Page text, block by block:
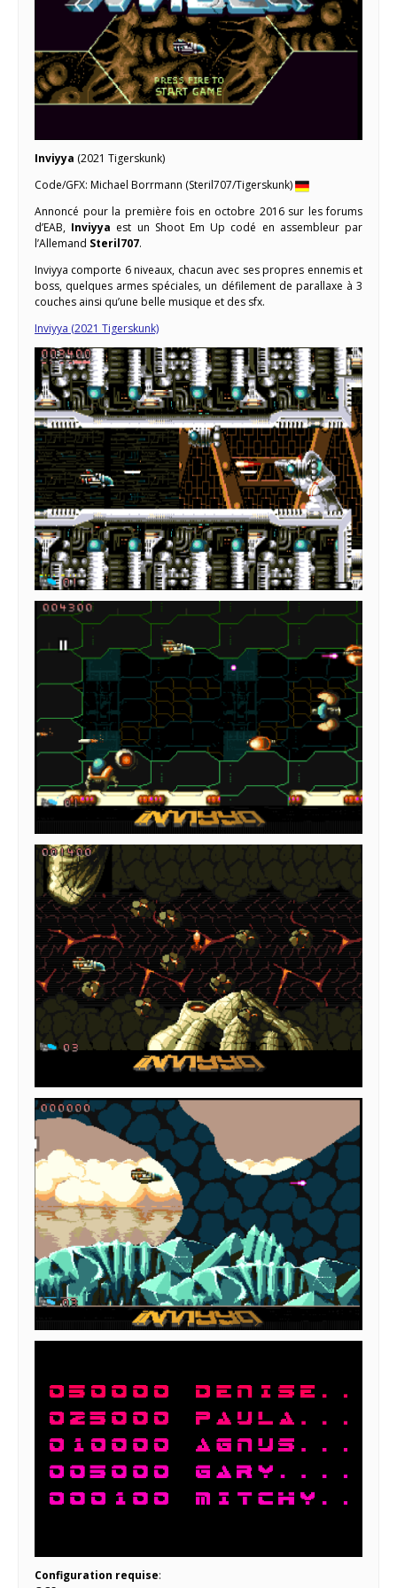
Inviyya (2021 Tigerskunk)
Code/GFX: Michael Borrmann (Steril707/Tigerskunk)
Annoncé pour la première fois en octobre 2016 sur les forums
d’EAB, Inviyya est un Shoot Em Up codé en assembleur par
l’Allemand Steril707.
Inviyya comporte 6 niveaux, chacun avec ses propres ennemis et
boss, quelques armes spéciales, un défilement de parallaxe à 3
couches ainsi qu’une belle musique et des sfx.
Inviyya (2021 Tigerskunk)
Configuration requise: